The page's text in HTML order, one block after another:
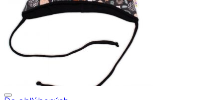
chosen
on
the
product
page